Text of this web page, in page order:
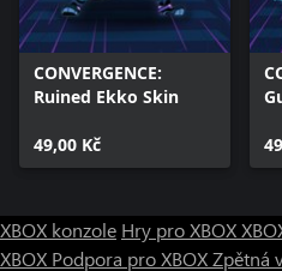
CONVERGENCE:
Ruined Ekko Skin
49,00 Kč
XBOX konzole Hry pro XBOX
XBOX Podpora pro XBOXZpětná